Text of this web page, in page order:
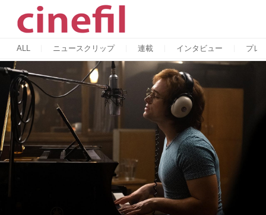
ALL ニュースクリップ 連載 インタビュー プレ